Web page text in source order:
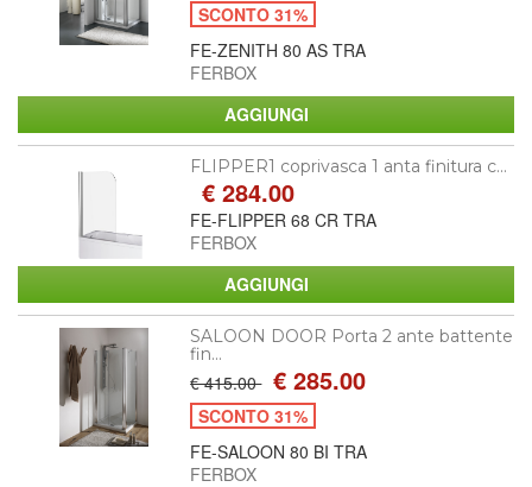
SCONTO 31%
FE-ZENITH 80 AS TRA
FERBOX
FLIPPER1 coprivasca 1 anta finitura c...
€ 284.00
FE-FLIPPER 68 CR TRA
FERBOX
SALOON DOOR Porta 2 ante battente
fin...
€ 415.00 € 285.00
SCONTO 31%
FE-SALOON 80 BI TRA
FERBOX